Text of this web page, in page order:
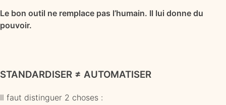
Le bon outil ne remplace pas l’humain. Il lui donne du
pouvoir.
STANDARDISER ≠ AUTOMATISER
Il faut distinguer 2 choses :